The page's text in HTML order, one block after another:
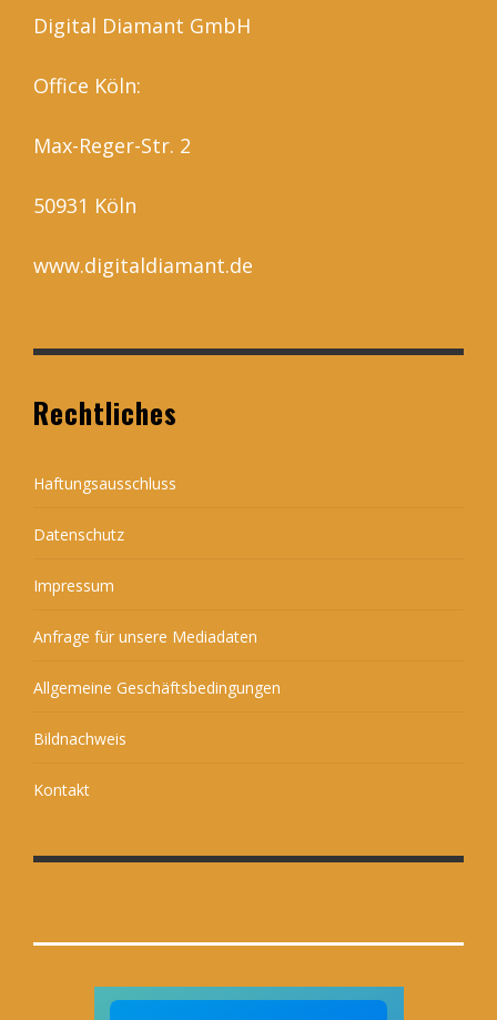
Digital Diamant GmbH
Office Köln:
Max-Reger-Str. 2
50931 Köln
www.digitaldiamant.de
Rechtliches
Haftungsausschluss
Datenschutz
Impressum
Anfrage für unsere Mediadaten
Allgemeine Geschäftsbedingungen
Bildnachweis
Kontakt